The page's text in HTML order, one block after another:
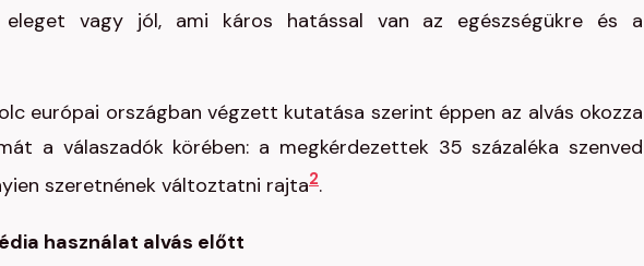
eleget vagy jól, ami káros hatással van az egészségükre és a
európai országban végzett kutatása szerint éppen az alvás okozza
a válaszadók körében: a megkérdezettek 35 százaléka szenved
szeretnének változtatni rajta2.
használat alvás előtt